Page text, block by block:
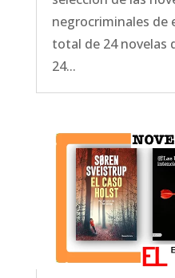
negrocriminales de
total de 24 novelas
24...